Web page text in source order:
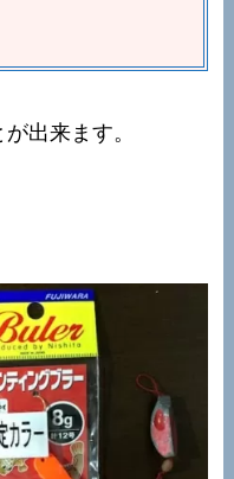
出来ます。